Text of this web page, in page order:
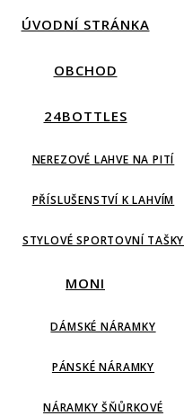
ÚVODNÍ STRÁNKA
OBCHOD
24BOTTLES
NEREZOVÉ LAHVE NA PITÍ
PŘÍSLUŠENSTVÍ K LAHVÍM
STYLOVÉ SPORTOVNÍ TAŠKY
MONI
DÁMSKÉ NÁRAMKY
PÁNSKÉ NÁRAMKY
NÁRAMKY ŠŇŮRKOVÉ